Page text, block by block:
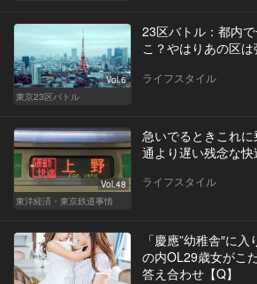
Vol.6
東京23区バトル
23区バトル：都内
こ？やはりあの区は
ライフスタイル
Vol.48
東洋経済・東京鉄道事情
急いでるときこれ
通より遅い残念な快
ライフスタイル
「慶應”幼稚舎″に
の内OL29歳女がこ
答え合わせ【Q】